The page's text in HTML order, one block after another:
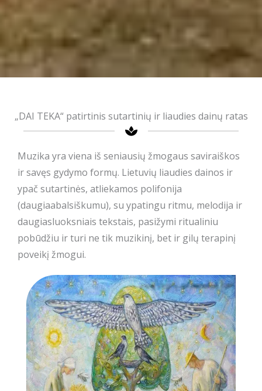
„DAI TEKA“ patirtinis sutartinių ir liaudies dainų ratas
Muzika yra viena iš seniausių žmogaus saviraiškos
ir savęs gydymo formų. Lietuvių liaudies dainos ir
ypač sutartinės, atliekamos polifonija
(daugiaabalsiškumu), su ypatingu ritmu, melodija ir
daugiasluoksniais tekstais, pasižymi ritualiniu
pobūdžiu ir turi ne tik muzikinį, bet ir gilų terapinį
poveikį žmogui.